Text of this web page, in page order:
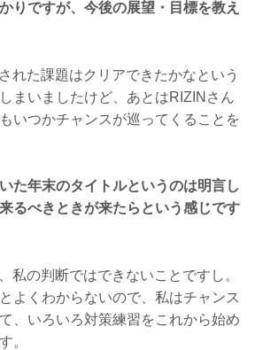
りですが、今後の展望・目標を教え
れた課題はクリアできたかなという
まいましたけど、あとはRIZINさん
いつかチャンスが巡ってくることを
た年末のタイトルというのは明言し
るべきときが来たらという感じです
私の判断ではできないことですし。
よくわからないので、私はチャンス
、いろいろ対策練習をこれから始め
。